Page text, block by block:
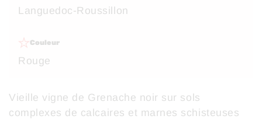
Languedoc-Roussillon
Couleur
Rouge
Vieille vigne de Grenache noir sur sols
complexes de calcaires et marnes schisteuses